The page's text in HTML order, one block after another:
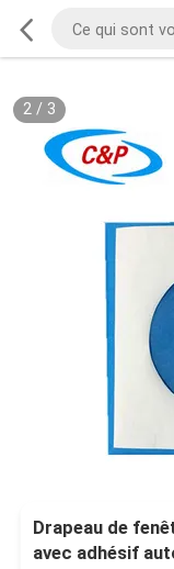
2/ 3
Drapeau de
avec adhésif